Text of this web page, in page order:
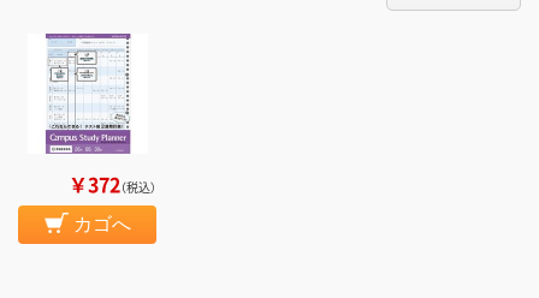
￥372（税込）
カゴへ